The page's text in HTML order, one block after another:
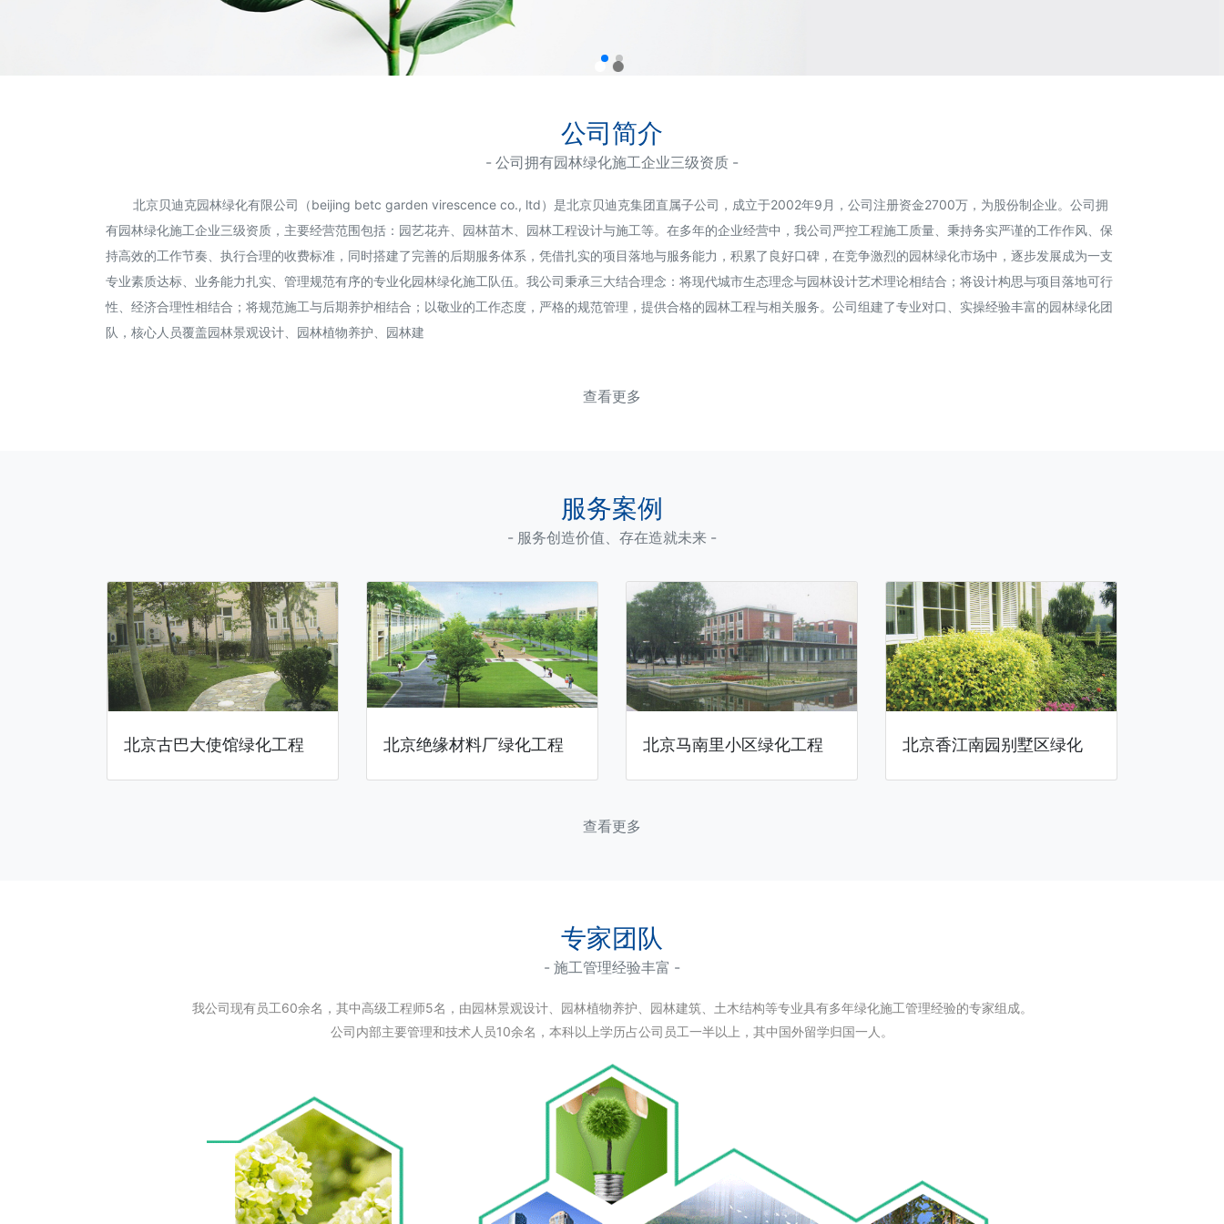
公司简介
- 公司拥有园林绿化施工企业三级资质 -
北京贝迪克园林绿化有限公司（beijing betc garden virescence co., ltd）是北京贝迪克集团直属子公司，成立于2002年9月，公司注册资金2700万，为股份制企业。公司拥
有园林绿化施工企业三级资质，主要经营范围包括：园艺花卉、园林苗木、园林工程设计与施工等。在多年的企业经营中，我公司严控工程施工质量、秉持务实严谨的工作作风、保
持高效的工作节奏、执行合理的收费标准，同时搭建了完善的后期服务体系，凭借扎实的项目落地与服务能力，积累了良好口碑，在竞争激烈的园林绿化市场中，逐步发展成为一支
专业素质达标、业务能力扎实、管理规范有序的专业化园林绿化施工队伍。我公司秉承三大结合理念：将现代城市生态理念与园林设计艺术理论相结合；将设计构思与项目落地可行
性、经济合理性相结合；将规范施工与后期养护相结合；以敬业的工作态度，严格的规范管理，提供合格的园林工程与相关服务。公司组建了专业对口、实操经验丰富的园林绿化团
队，核心人员覆盖园林景观设计、园林植物养护、园林建
查看更多
服务案例
- 服务创造价值、存在造就未来 -
北京古巴大使馆绿化工程 北京绝缘材料厂绿化工程 北京马南里小区绿化工程 北京香江南园别墅区绿化
查看更多
专家团队
- 施工管理经验丰富 -
我公司现有员工60余名，其中高级工程师5名，由园林景观设计、园林植物养护、园林建筑、土木结构等专业具有多年绿化施工管理经验的专家组成。
公司内部主要管理和技术人员10余名，本科以上学历占公司员工一半以上，其中国外留学归国一人。